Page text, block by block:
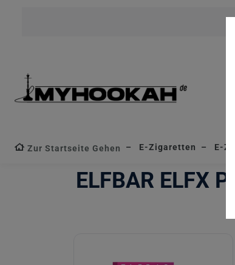
Zur Startseite Gehen E-Zigaretten E-
ELFBAR ELFX